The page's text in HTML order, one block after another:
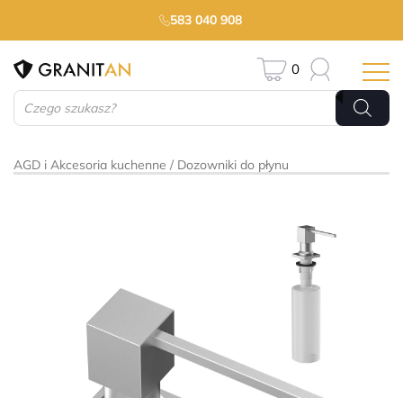
583 040 908
Wyszukiwarka
produktów
0
AGD i Akcesoria kuchenne Dozowniki do płynu